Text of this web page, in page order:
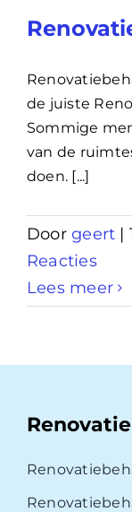
de juiste
Sommige
van de
doen. [...]
Doorgeert |
Reacties
Lees meer